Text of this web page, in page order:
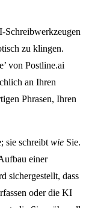
Schreibwerkzeugen
zu klingen.
von Postline.ai
an Ihren
Phrasen, Ihren
sie schreibt wie Sie.
einer
sichergestellt, dass
oder die KI